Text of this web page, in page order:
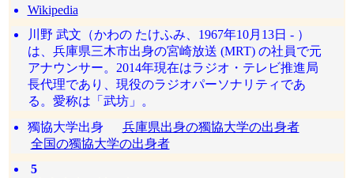
Wikipedia
川野 武文（かわの たけふみ、1967年10月13日 - ）
は、兵庫県三木市出身の宮崎放送 (MRT) の社員で元
アナウンサー。2014年現在はラジオ・テレビ推進局
長代理であり、現役のラジオパーソナリティであ
る。愛称は「武坊」。
獨協大学出身 兵庫県出身の獨協大学の出身者
全国の獨協大学の出身者
5